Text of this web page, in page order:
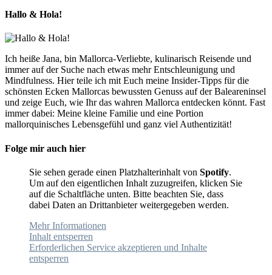
Hallo & Hola!
Ich heiße Jana, bin Mallorca-Verliebte, kulinarisch Reisende und
immer auf der Suche nach etwas mehr Entschleunigung und
Mindfulness. Hier teile ich mit Euch meine Insider-Tipps für die
schönsten Ecken Mallorcas bewussten Genuss auf der Baleareninsel
und zeige Euch, wie Ihr das wahren Mallorca entdecken könnt. Fast
immer dabei: Meine kleine Familie und eine Portion
mallorquinisches Lebensgefühl und ganz viel Authentizität!
Folge mir auch hier
Sie sehen gerade einen Platzhalterinhalt von Spotify.
Um auf den eigentlichen Inhalt zuzugreifen, klicken Sie
auf die Schaltfläche unten. Bitte beachten Sie, dass
dabei Daten an Drittanbieter weitergegeben werden.
Mehr Informationen
Inhalt entsperren
Erforderlichen Service akzeptieren und Inhalte
entsperren